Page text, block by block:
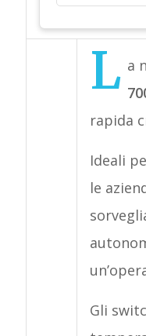
L a
rapida
Ideali
le
Gli